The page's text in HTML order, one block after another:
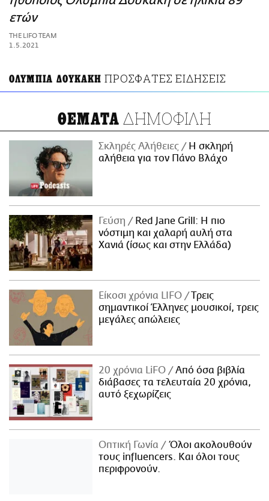
ΑΜΠΑ
PRINT
ετών
THE LIFO TEAM
1.5.2021
ΟΛΥΜΠΙΑ ΔΟΥΚΑΚΗ ΠΡΟΣΦΑΤΕΣ ΕΙΔΗΣΕΙΣ
ΘΕΜΑΤΑ ΔΗΜΟΦΙΛΗ
Σκληρές Αλήθειες
H σκληρή
αλήθεια για τον Πάνο Βλάχο
Γεύση
Red Jane Grill: Η πιο
νόστιμη και χαλαρή αυλή στα
Χανιά (ίσως και στην Ελλάδα)
Είκοσι χρόνια LIFO
Tρεις
σημαντικοί Έλληνες μουσικοί, τρεις
μεγάλες απώλειες
20 χρόνια LiFO
Από όσα βιβλία
διάβασες τα τελευταία 20 χρόνια,
αυτό ξεχωρίζεις
Οπτική Γωνία
Όλοι ακολουθούν
τους influencers. Και όλοι τους
περιφρονούν.